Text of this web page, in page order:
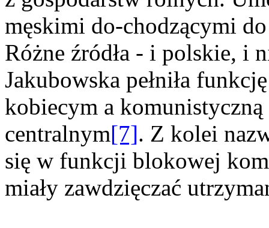
męskimi do-chodzącymi
Różne źródła - i polskie, i
Jakubowska pełniła
kobiecym a
centralnym[7]. Z kolei
się w funkcji blokowej
miały zawdzięczać